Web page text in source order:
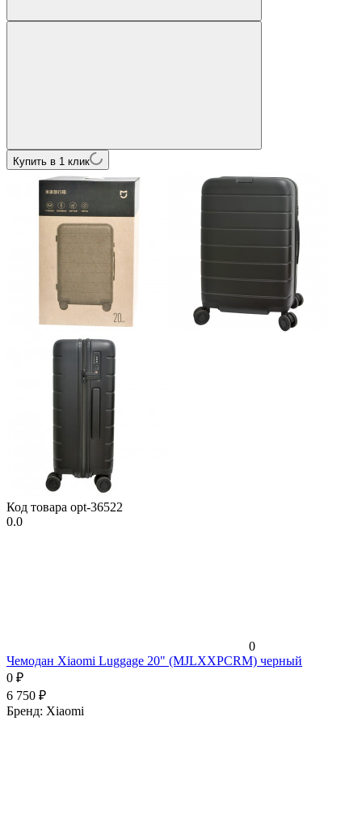
Купить в 1 клик
Код товара opt-36522
0.0
0
Чемодан Xiaomi Luggage 20" (MJLXXPCRM) черный
0 ₽
6 750 ₽
Бренд: Xiaomi